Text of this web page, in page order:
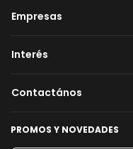
Empresas
Interés
Contactános
PROMOS Y NOVEDADES